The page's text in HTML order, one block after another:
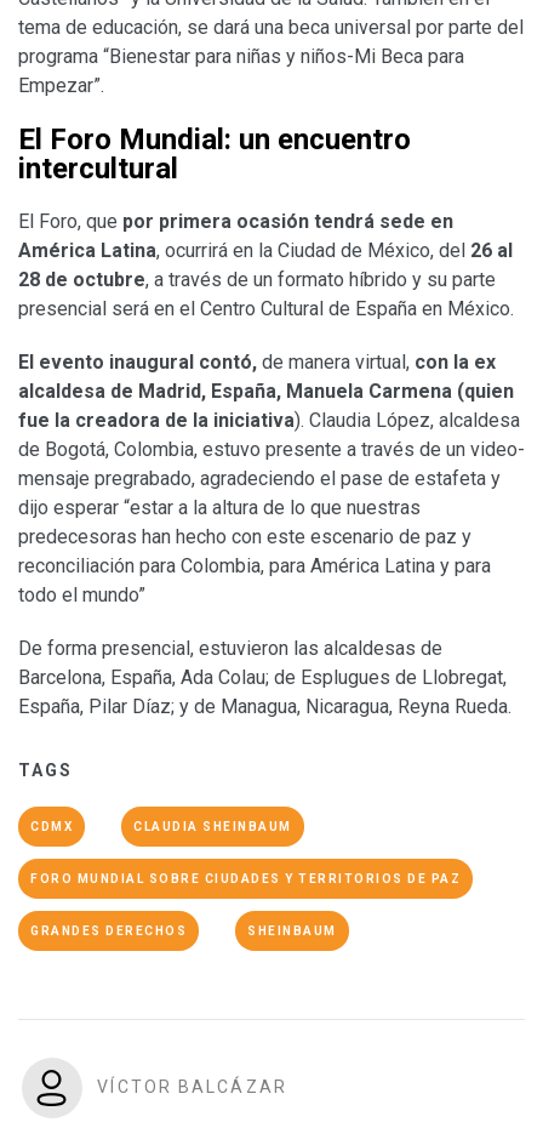
tema de educación, se dará una beca universal por parte del
programa “Bienestar para niñas y niños-Mi Beca para
Empezar”.
El Foro Mundial: un encuentro
intercultural
El Foro, que por primera ocasión tendrá sede en
América Latina, ocurrirá en la Ciudad de México, del 26 al
28 de octubre, a través de un formato híbrido y su parte
presencial será en el Centro Cultural de España en México.
El evento inaugural contó, de manera virtual, con la ex
alcaldesa de Madrid, España, Manuela Carmena (quien
fue la creadora de la iniciativa). Claudia López, alcaldesa
de Bogotá, Colombia, estuvo presente a través de un video-
mensaje pregrabado, agradeciendo el pase de estafeta y
dijo esperar “estar a la altura de lo que nuestras
predecesoras han hecho con este escenario de paz y
reconciliación para Colombia, para América Latina y para
todo el mundo”
De forma presencial, estuvieron las alcaldesas de
Barcelona, España, Ada Colau; de Esplugues de Llobregat,
España, Pilar Díaz; y de Managua, Nicaragua, Reyna Rueda.
TAGS
CDMX CLAUDIA SHEINBAUM
FORO MUNDIAL SOBRE CIUDADES Y TERRITORIOS DE PAZ
GRANDES DERECHOS SHEINBAUM
VÍCTOR BALCÁZAR